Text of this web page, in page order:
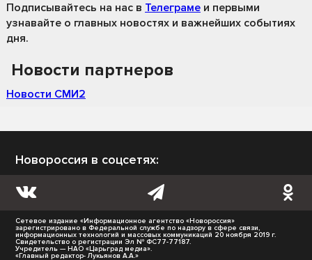
Подписывайтесь на нас в Телеграме и первыми
узнавайте о главных новостях и важнейших событиях
дня.
Новости партнеров
Новости СМИ2
Новороссия в соцсетях:
Сетевое издание «Информационное агентство «Новороссия»
зарегистрировано в Федеральной службе по надзору в сфере связи,
информационных технологий и массовых коммуникаций 20 ноября 2019 г.
Свидетельство о регистрации Эл № ФС77-77187.
Учредитель — НАО «Царьград медиа».
«Главный редактор- Лукьянов А.А.»